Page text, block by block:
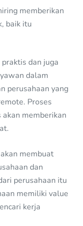
memberikan
baik itu
dan juga
dalam
perusahaan yang
Proses
memberikan
membuat
dan
perusahaan itu
memiliki value
kerja